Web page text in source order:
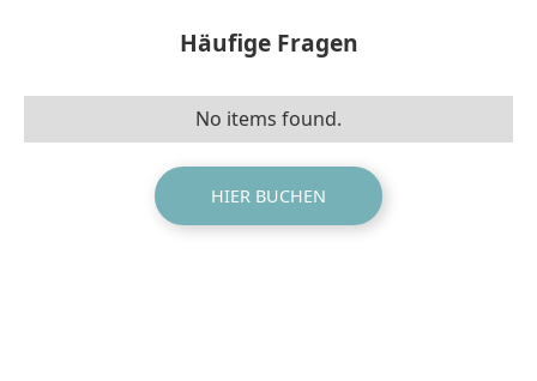
Häufige Fragen
No items found.
HIER BUCHEN